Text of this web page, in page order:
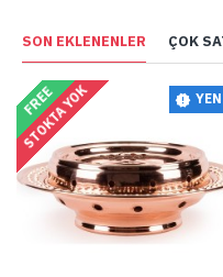
SON EKLENENLER ÇOK
FREE
STOKTA YOK